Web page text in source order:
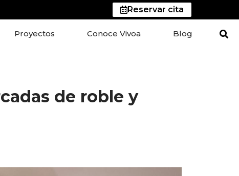
Reservar cita
Proyectos Conoce Vivoa Blog
de roble y